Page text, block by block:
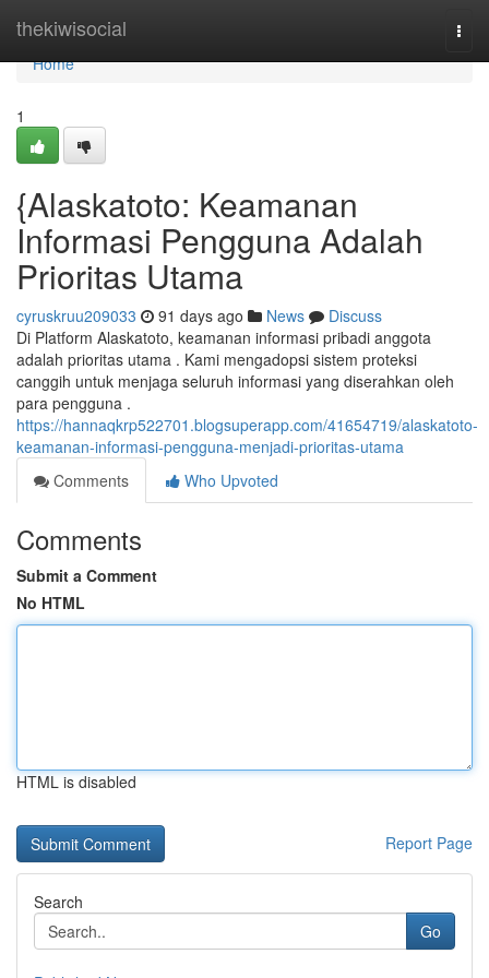
thekiwisocial
Home
Home
1
{Alaskatoto: Keamanan
Informasi Pengguna Adalah
Prioritas Utama
cyruskruu209033 91 days ago News
Discuss
Di Platform Alaskatoto, keamanan informasi pribadi anggota
adalah prioritas utama . Kami mengadopsi sistem proteksi
canggih untuk menjaga seluruh informasi yang diserahkan oleh
para pengguna .
https://hannaqkrp522701.blogsuperapp.com/41654719/alaskatoto-
keamanan-informasi-pengguna-menjadi-prioritas-utama
Comments
Who Upvoted
Comments
Submit a Comment
No HTML
HTML is disabled
Report Page
Search
Go